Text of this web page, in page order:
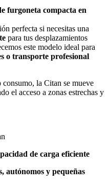
furgoneta compacta en
perfecta si necesitas una
para tus desplazamientos
este modelo ideal para
o transporte profesional
la Citan se mueve
el acceso a zonas estrechas y
de carga eficiente
autónomos y pequeñas